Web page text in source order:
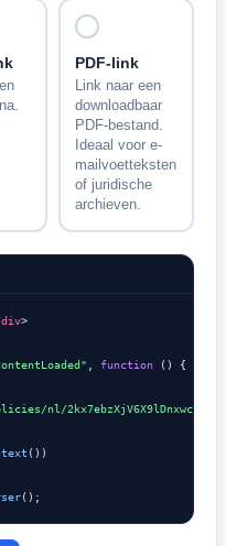
PDF-link
Link naar een
downloadbaar
PDF-bestand.
Ideaal voor e-
mailvoetteksten
of juridische
archieven.
div>
function () {
nl/
text ())
();